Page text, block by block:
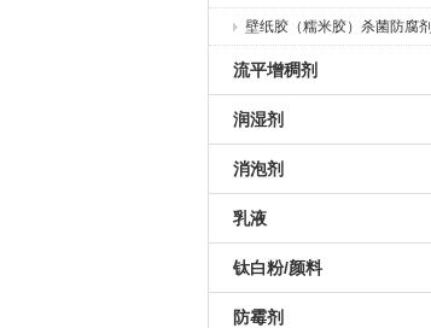
壁纸胶（糯米胶）杀菌防腐剂
流平增稠剂
润湿剂
消泡剂
乳液
钛白粉/颜料
防霉剂